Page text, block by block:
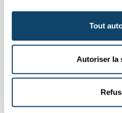
Tout
Autoriser la
HIMMELSPEKTAKEL
Partiell Sonnefinsternis